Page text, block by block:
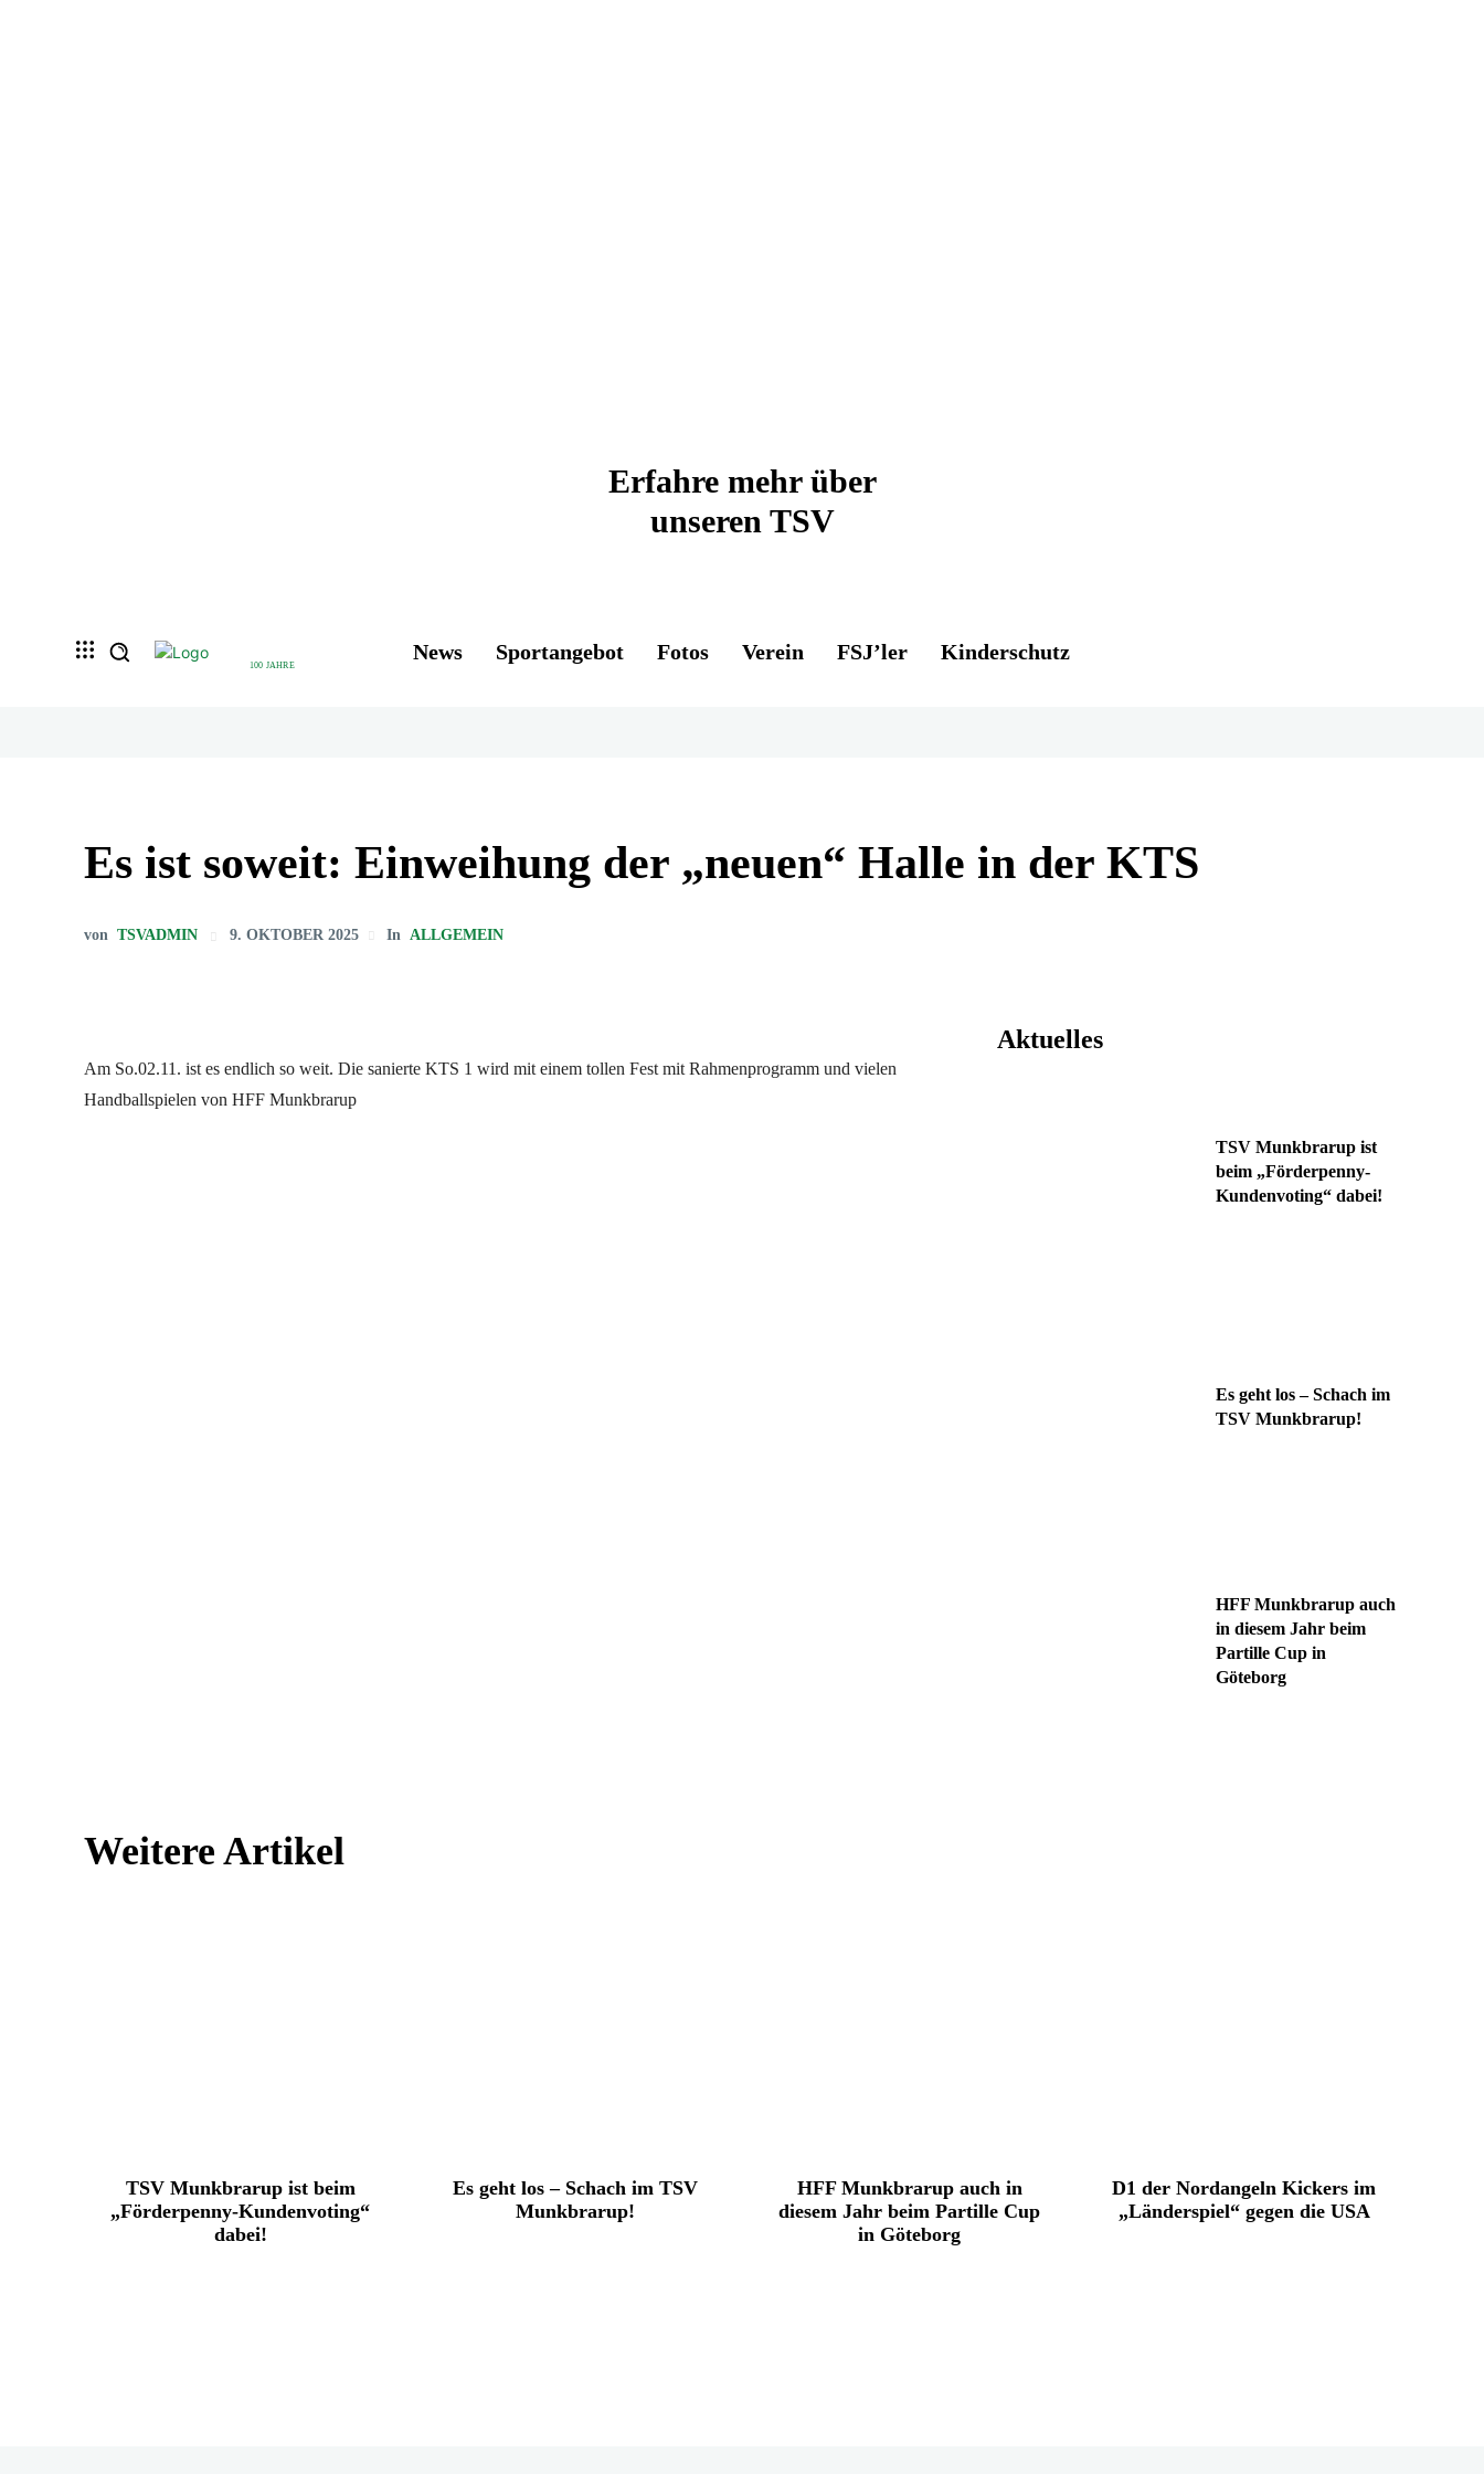
Erfahre mehr über
unseren TSV
100 JAHRE
News Sportangebot Fotos Verein FSJ’ler Kinderschutz
Es ist soweit: Einweihung der „neuen“ Halle in der KTS
von TSVADMIN 9. OKTOBER 2025 In ALLGEMEIN
Am So.02.11. ist es endlich so weit. Die sanierte KTS 1 wird mit einem tollen Fest mit Rahmenprogramm und vielen
Handballspielen von HFF Munkbrarup
Aktuelles
TSV Munkbrarup ist
beim „Förderpenny-
Kundenvoting“ dabei!
Es geht los – Schach im
TSV Munkbrarup!
HFF Munkbrarup auch
in diesem Jahr beim
Partille Cup in
Göteborg
Weitere Artikel
TSV Munkbrarup ist beim
„Förderpenny-Kundenvoting“
dabei!
Es geht los – Schach im TSV
Munkbrarup!
HFF Munkbrarup auch in
diesem Jahr beim Partille Cup
in Göteborg
D1 der Nordangeln Kickers im
„Länderspiel“ gegen die USA